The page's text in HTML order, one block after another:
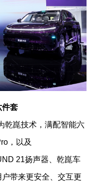
件套
乾崑技术，满配智能六
，以及
21扬声器、乾崑车
带来更安全、交互更